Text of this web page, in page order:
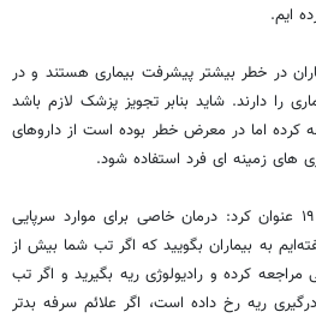
ایم.
در خطر بیشتر پیشرفت بیماری هستند و در
را دارند. شاید بنابر تجویز پزشک لازم باشد
کرده اما در معرض خطر بوده است از داروهای
های زمینه‌ ای فرد استفاده شود.
دبیر کمیته علمی کشوری کووید ۱۹ عنوان کرد: درمان خاصی برای موارد سرپایی
به بیماران بگویید که اگر تب شما بیش از
مراجعه کرده و رادیولوژی ریه بگیرید و اگر تب
ریه رخ داده است، اگر علائم سرفه بدتر